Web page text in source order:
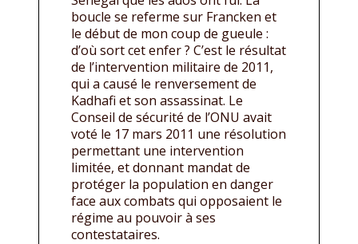
boucle se referme sur Francken et
le début de mon coup de gueule :
d’où sort cet enfer ? C’est le résultat
de l’intervention militaire de 2011,
qui a causé le renversement de
Kadhafi et son assassinat. Le
Conseil de sécurité de l’ONU avait
voté le 17 mars 2011 une résolution
permettant une intervention
limitée, et donnant mandat de
protéger la population en danger
face aux combats qui opposaient le
régime au pouvoir à ses
contestataires.